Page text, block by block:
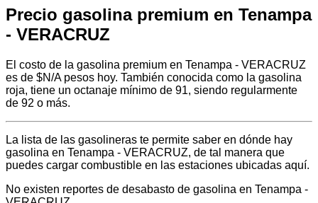
Precio gasolina premium en Tenampa
- VERACRUZ
El costo de la gasolina premium en Tenampa - VERACRUZ
es de $N/A pesos hoy. También conocida como la gasolina
roja, tiene un octanaje mínimo de 91, siendo regularmente
de 92 o más.
La lista de las gasolineras te permite saber en dónde hay
gasolina en Tenampa - VERACRUZ, de tal manera que
puedes cargar combustible en las estaciones ubicadas aquí.
No existen reportes de desabasto de gasolina en Tenampa -